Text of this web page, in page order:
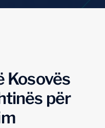
Kosovës
për